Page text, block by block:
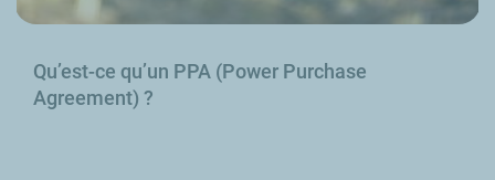
Qu’est-ce qu’un PPA (Power Purchase
Agreement) ?